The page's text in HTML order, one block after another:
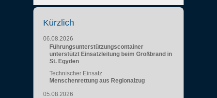
Kürzlich
06.08.2026
Führungsunterstützungscontainer
unterstützt Einsatzleitung beim Großbrand in
St. Egyden
Technischer Einsatz
Menschenrettung aus Regionalzug
05.08.2026